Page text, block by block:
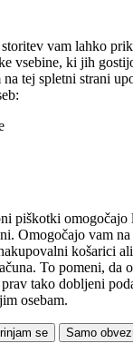
vam lahko
vsebine, ki jih
na tej spletni strani
piškotki omogočajo
Omogočajo vam
košarici
To pomeni, da
prav tako dobljeni
osebam.
se Samo